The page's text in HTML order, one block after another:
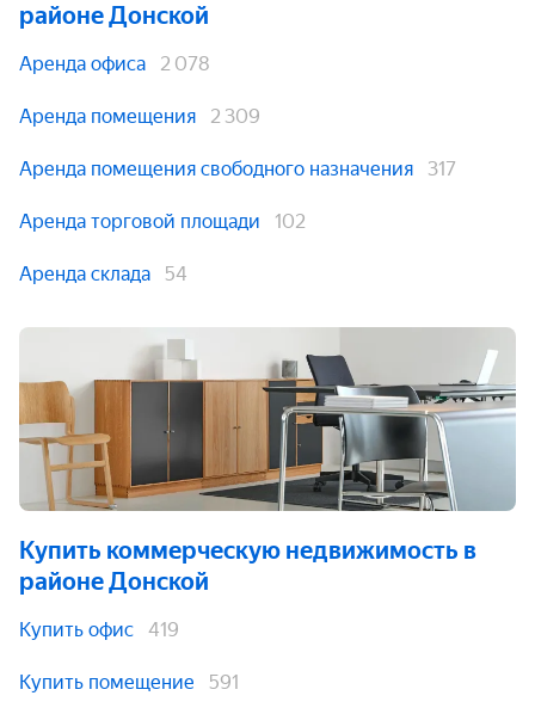
районе Донской
Аренда офиса 2 078
Аренда помещения 2 309
Аренда помещения свободного назначения 317
Аренда торговой площади 102
Аренда склада 54
Купить коммерческую недвижимость в
районе Донской
Купить офис 419
Купить помещение 591